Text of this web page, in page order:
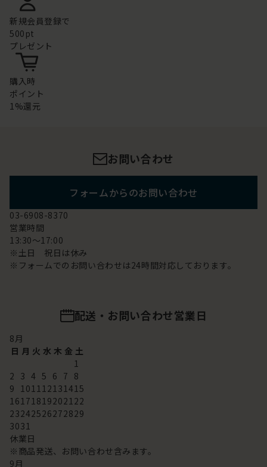
新規会員登録で
500pt
プレゼント
購入時
ポイント
1%還元
お問い合わせ
フォームからのお問い合わせ
03-6908-8370
営業時間
13:30～17:00
※土日 祝日は休み
※フォームでのお問い合わせは24時間対応しております。
配送・お問い合わせ営業日
8月
日 月 火 水 木 金 土
1
2 3 4 5 6 7 8
9 101112131415
16171819202122
23242526272829
3031
休業日
※商品発送、お問い合わせ含みます。
9月